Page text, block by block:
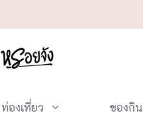
ท่องเที่ยว ของกิน